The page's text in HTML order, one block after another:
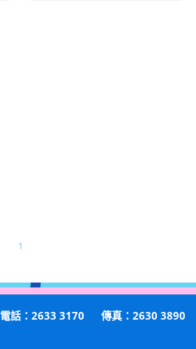
1
電話：2633 3170 傳真：2630 3890